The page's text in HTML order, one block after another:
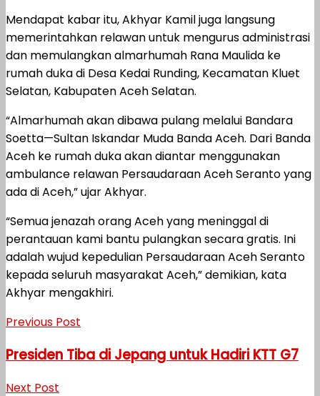
Mendapat kabar itu, Akhyar Kamil juga langsung
memerintahkan relawan untuk mengurus administrasi
dan memulangkan almarhumah Rana Maulida ke
rumah duka di Desa Kedai Runding, Kecamatan Kluet
Selatan, Kabupaten Aceh Selatan.
“Almarhumah akan dibawa pulang melalui Bandara
Soetta—Sultan Iskandar Muda Banda Aceh. Dari Banda
Aceh ke rumah duka akan diantar menggunakan
ambulance relawan Persaudaraan Aceh Seranto yang
ada di Aceh,” ujar Akhyar.
“Semua jenazah orang Aceh yang meninggal di
perantauan kami bantu pulangkan secara gratis. Ini
adalah wujud kepedulian Persaudaraan Aceh Seranto
kepada seluruh masyarakat Aceh,” demikian, kata
Akhyar mengakhiri.
Previous Post
Presiden Tiba di Jepang untuk Hadiri KTT G7
Next Post